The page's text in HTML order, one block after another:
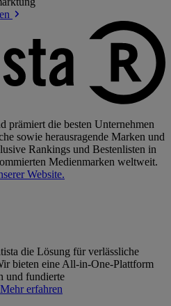
prämiert die besten Unternehmen
sowie herausragende Marken und
Rankings und Bestenlisten in
Medienmarken weltweit.
Website.
die Lösung für verlässliche
bieten eine All-in-One-Plattform
und fundierte
Mehr erfahren